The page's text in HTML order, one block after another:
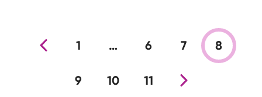
Prejšnja stran
1 … 6 7 8
9 10 11Nova stran